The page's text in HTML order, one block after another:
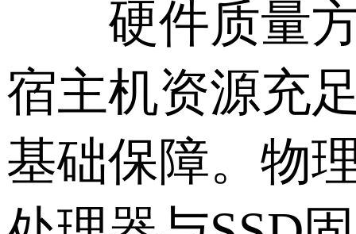
硬件质量方
宿主机资源充
基础保障。物